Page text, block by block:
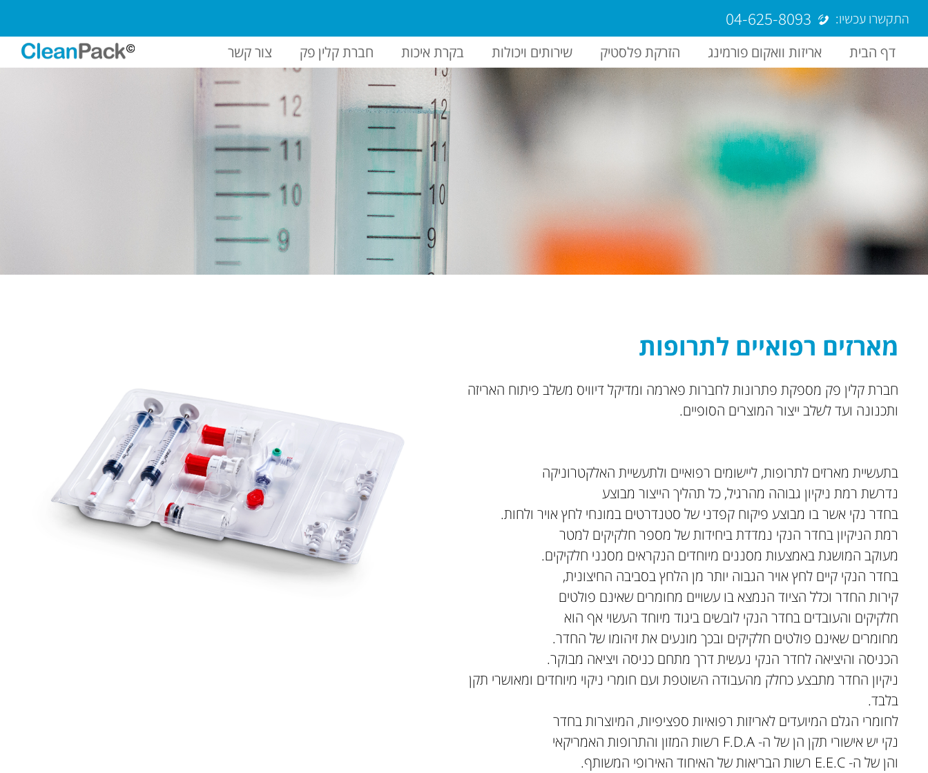
התקשרו עכשיו: 04-625-8093
דף הבית אריזות וואקום פורמינג הזרקת פלסטיק שירותים ויכולות בקרת איכות חברת קלין פק צור קשר
מארזים רפואיים לתרופות
חברת קלין פק מספקת פתרונות לחברות פארמה ומדיקל דיוויס משלב פיתוח האריזה
ותכנונה ועד לשלב ייצור המוצרים הסופיים.
בתעשיית מארזים לתרופות, ליישומים רפואיים ולתעשיית האלקטרוניקה
נדרשת רמת ניקיון גבוהה מהרגיל, כל תהליך הייצור מבוצע
בחדר נקי אשר בו מבוצע פיקוח קפדני של סטנדרטים במונחי לחץ אויר ולחות.
רמת הניקיון בחדר הנקי נמדדת ביחידות של מספר חלקיקים למטר
מעוקב המושגת באמצעות מסננים מיוחדים הנקראים מסנני חלקיקים.
בחדר הנקי קיים לחץ אויר הגבוה יותר מן הלחץ בסביבה החיצונית,
קירות החדר וכלל הציוד הנמצא בו עשויים מחומרים שאינם פולטים
חלקיקים והעובדים בחדר הנקי לובשים ביגוד מיוחד העשוי אף הוא
מחומרים שאינם פולטים חלקיקים ובכך מונעים את זיהומו של החדר.
הכניסה והיציאה לחדר הנקי נעשית דרך מתחם כניסה ויציאה מבוקר.
ניקיון החדר מתבצע כחלק מהעבודה השוטפת ועם חומרי ניקוי מיוחדים ומאושרי תקן
בלבד.
לחומרי הגלם המיועדים לאריזות רפואיות ספציפיות, המיוצרות בחדר
נקי יש אישורי תקן הן של ה- F.D.A רשות המזון והתרופות האמריקאי
והן של ה- E.E.C רשות הבריאות של האיחוד האירופי המשותף.